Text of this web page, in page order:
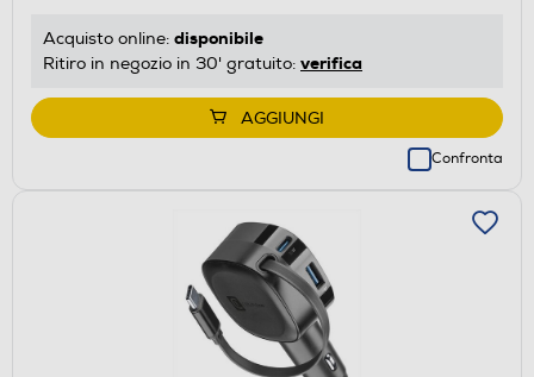
Acquisto online: disponibile
Ritiro in negozio in 30' gratuito: verifica
AGGIUNGI
Confronta